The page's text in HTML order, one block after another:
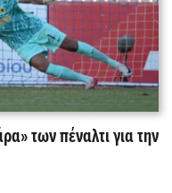
των πέναλτι για την